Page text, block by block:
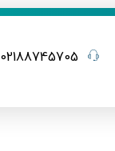
02188745705